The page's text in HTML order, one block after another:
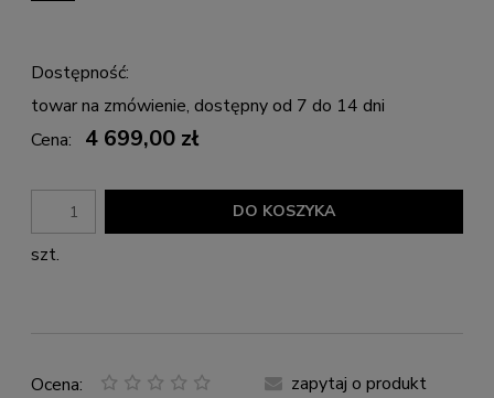
Dostępność:
towar na zmówienie, dostępny od 7 do 14 dni
Cena:
4 699,00 zł
szt.
DO KOSZYKA
Ocena:
zapytaj o produkt